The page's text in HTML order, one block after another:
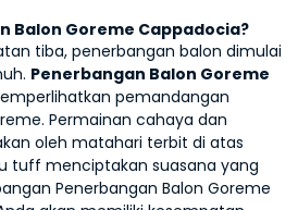
Balon Goreme Cappadocia?
tiba, penerbangan balon dimulai
Penerbangan Balon Goreme
pemandangan
Permainan cahaya dan
oleh matahari terbit di atas
tuff menciptakan suasana yang
Penerbangan Balon Goreme